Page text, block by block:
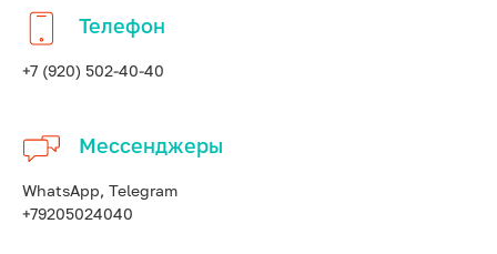
Телефон
+7 (920) 502-40-40
Мессенджеры
WhatsApp, Telegram
+79205024040